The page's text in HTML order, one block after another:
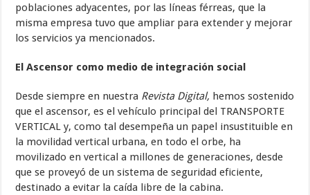
poblaciones adyacentes, por las líneas férreas, que la
misma empresa tuvo que ampliar para extender y mejorar
los servicios ya mencionados.
El Ascensor como medio de integración social
Desde siempre en nuestra Revista Digital, hemos sostenido
que el ascensor, es el vehículo principal del TRANSPORTE
VERTICAL y, como tal desempeña un papel insustituible en
la movilidad vertical urbana, en todo el orbe, ha
movilizado en vertical a millones de generaciones, desde
que se proveyó de un sistema de seguridad eficiente,
destinado a evitar la caída libre de la cabina.